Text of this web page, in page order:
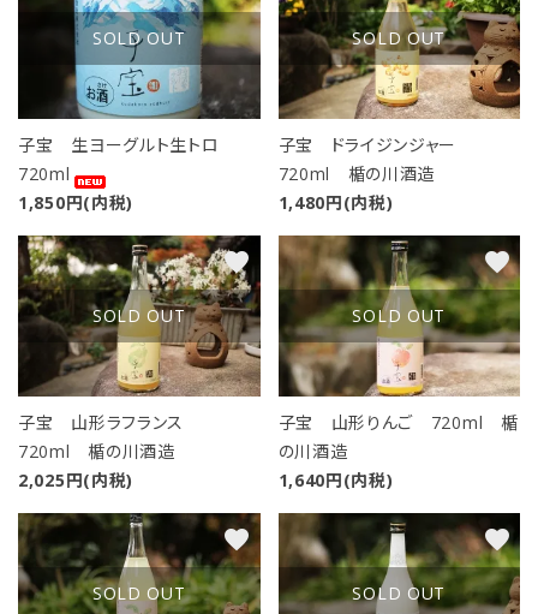
SOLD OUT
子宝 生ヨーグルト生トロ
720ml
1,850円(内税)
SOLD OUT
子宝 ドライジンジャー
720ml 楯の川酒造
1,480円(内税)
SOLD OUT
子宝 山形ラフランス
720ml 楯の川酒造
2,025円(内税)
favorite
SOLD OUT
子宝 山形りんご 720ml 楯
の川酒造
1,640円(内税)
favorite
SOLD OUT
favorite
SOLD OUT
favorite